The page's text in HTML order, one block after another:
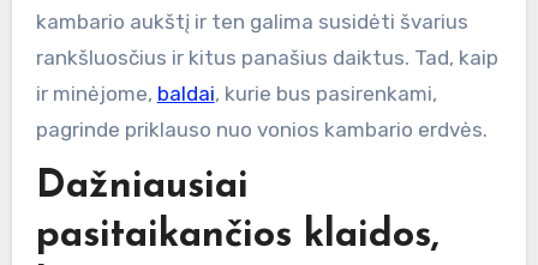
kambario aukštį ir ten galima susidėti švarius
rankšluosčius ir kitus panašius daiktus. Tad, kaip
ir minėjome, baldai, kurie bus pasirenkami,
pagrinde priklauso nuo vonios kambario erdvės.
Dažniausiai
pasitaikančios klaidos,